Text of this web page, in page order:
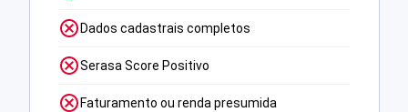
Dados cadastrais completos
Serasa Score Positivo
Faturamento ou renda presumida